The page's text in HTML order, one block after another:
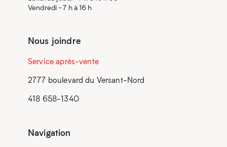
Vendredi - 7 h à 16 h
Nous joindre
Service après-vente
2777 boulevard du Versant-Nord
418 658-1340
Navigation